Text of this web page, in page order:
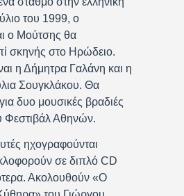
του 1999, ο
ο Μούτσης θα
σκηνής στο Ηρώδειο.
η Δήμητρα Γαλάνη και η
Σουγκλάκου. Θα
δυο μουσικές βραδιές
Φεστιβάλ Αθηνών.
ηχογραφούνται
σε διπλό CD
Ακολουθούν «Ο